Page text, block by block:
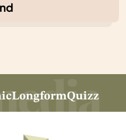
LongformQuizz